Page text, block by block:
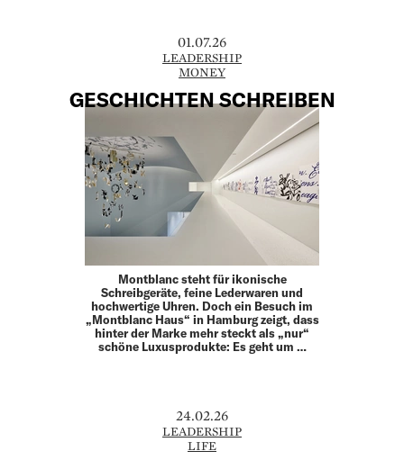
01.07.26
LEADERSHIP
MONEY
GESCHICHTEN SCHREIBEN
Montblanc steht für ikonische
Schreibgeräte, feine Leder­waren und
hochwertige Uhren. Doch ein Besuch im
„Montblanc Haus“ in Hamburg zeigt, dass
hinter der Marke mehr steckt als „nur“
schöne Luxusprodukte: Es geht um …
24.02.26
LEADERSHIP
LIFE